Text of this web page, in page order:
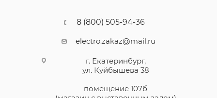
8 (800) 505-94-36
electro.zakaz@mail.ru
г. Екатеринбург,
ул. Куйбышева 38
помещение 107б